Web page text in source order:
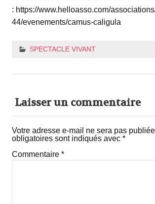
: https://www.helloasso.com/
44/evenements/camus-caligula
SPECTACLE VIVANT
Laisser un commentaire
Votre adresse e-mail ne sera pas
obligatoires sont indiqués avec *
Commentaire *